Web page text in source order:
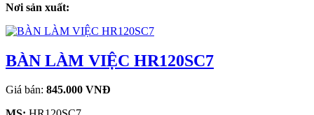
Nơi sản xuất:
BÀN LÀM VIỆC HR120SC7
Giá bán: 845.000 VNĐ